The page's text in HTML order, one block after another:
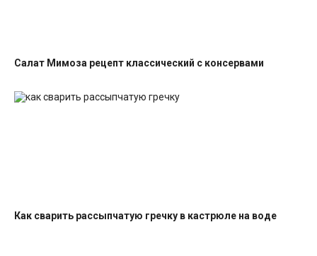
Салат Мимоза рецепт классический с консервами
Как сварить рассыпчатую гречку в кастрюле на воде